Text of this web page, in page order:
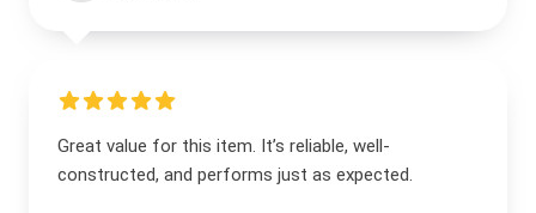
Great value for this item. It’s reliable, well-
constructed, and performs just as expected.